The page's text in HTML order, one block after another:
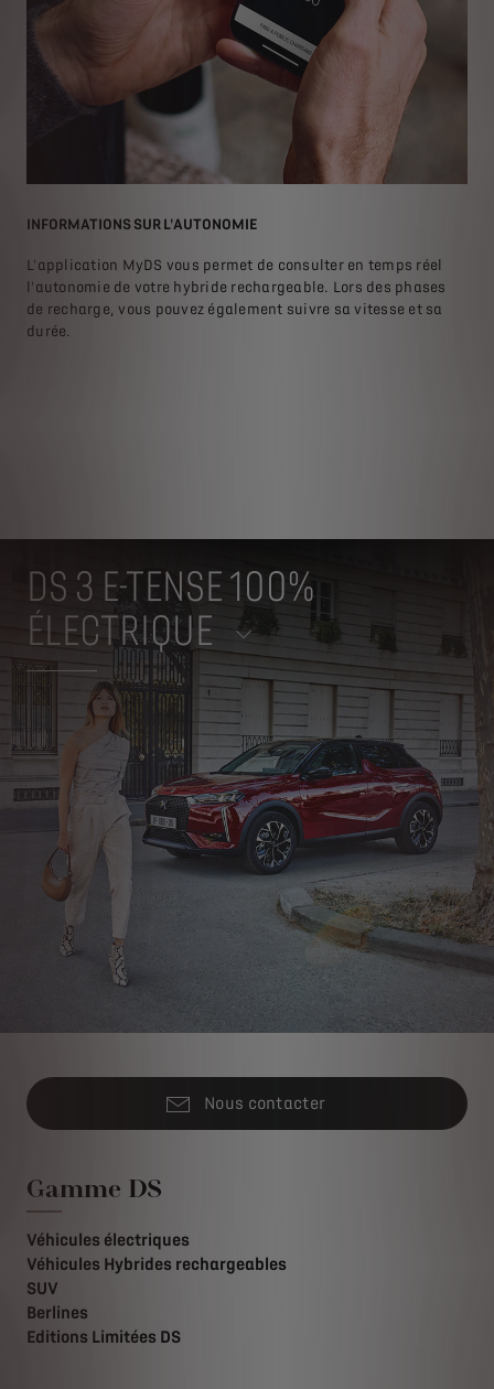
INFORMATIONS SUR L'AUTONOMIE
L'application MyDS vous permet de consulter en temps réel
l'autonomie de votre hybride rechargeable. Lors des phases
de recharge, vous pouvez également suivre sa vitesse et sa
durée.
DS 3 E-TENSE 100%
ÉLECTRIQUE
Nous contacter
Gamme DS
Véhicules électriques
Véhicules Hybrides rechargeables
SUV
Berlines
Editions Limitées DS